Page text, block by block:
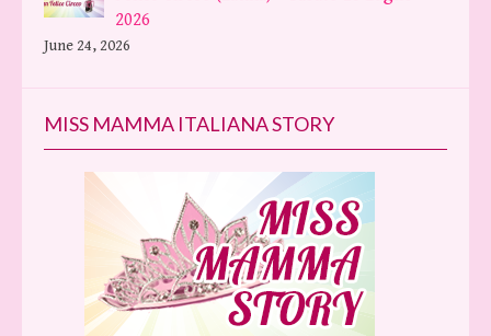
2026
June 24, 2026
MISS MAMMA ITALIANA STORY